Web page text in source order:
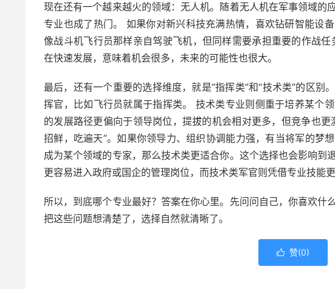
现在还有一个越来越火的领域：无人机。随着无人机在军事领域的
专业也成了热门。 如果你对新兴科技充满热情，喜欢钻研智能设
像战斗机飞行员那样亲自驾驶飞机，但同样需要承担重要的作战
在快速发展，意味着机会很多，未来的可能性也很大。
最后，还有一个重要的选择维度，就是“指挥类”和“技术类”的区
挥官，比如飞行员就属于指挥类。 技术类专业则侧重于培养某个
的发展路径更偏向于领导岗位，提拔的机会相对更多，但竞争也
招鲜，吃遍天”。如果你领导力、组织协调能力强，有当将军的梦
成为某个领域的专家，那么技术类更适合你。这个选择也会影响到
更容易进入政府或国企的管理岗位，而技术类军官则凭借专业技能
所以，到底哪个专业最好？答案在你心里。先问问自己，你喜欢什
把这些问题想清楚了，选择自然就清晰了。
 赞(0)